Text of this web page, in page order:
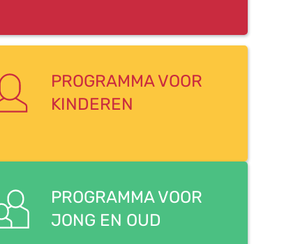
PROGRAMMA VOOR
KINDEREN
PROGRAMMA VOOR
JONG EN OUD